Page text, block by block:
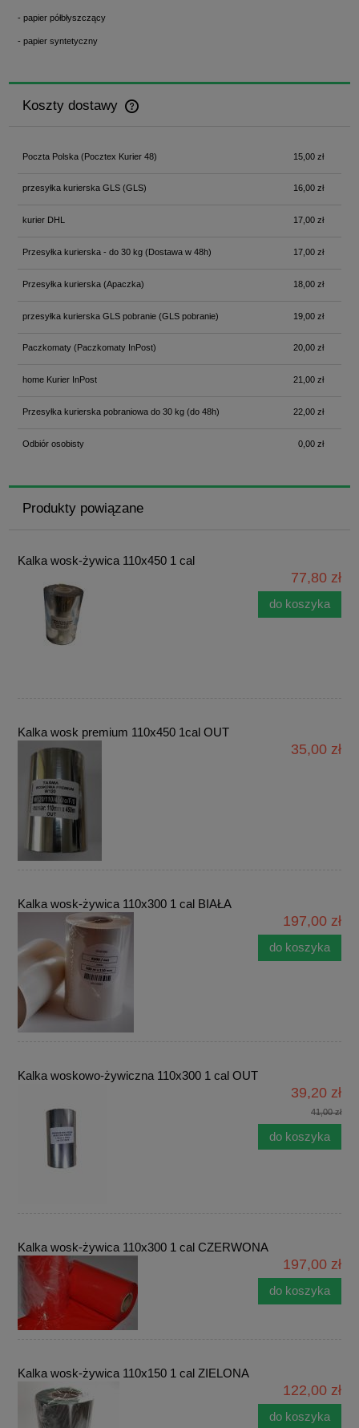
- papier półbłyszczący
- papier syntetyczny
Koszty dostawy
Cena nie zawiera ewentualnych kosztów płatności
Poczta Polska(Pocztex Kurier 48) 15,00 zł
przesyłka kurierska GLS(GLS) 16,00 zł
kurier DHL 17,00 zł
Przesyłka kurierska - do 30 kg(Dostawa w 48h) 17,00 zł
Przesyłka kurierska (Apaczka) 18,00 zł
przesyłka kurierska GLS pobranie(GLS pobranie) 19,00 zł
Paczkomaty(Paczkomaty InPost) 20,00 zł
home Kurier InPost 21,00 zł
Przesyłka kurierska pobraniowa do 30 kg(do 48h) 22,00 zł
Odbiór osobisty 0,00 zł
Produkty powiązane
Kalka wosk-żywica 110x450 1 cal
77,80 zł
do koszyka
Kalka wosk premium 110x450 1cal OUT
35,00 zł
Kalka wosk-żywica 110x300 1 cal BIAŁA
197,00 zł
do koszyka
Kalka woskowo-żywiczna 110x300 1 cal OUT
39,20 zł
41,00 zł
do koszyka
Kalka wosk-żywica 110x300 1 cal CZERWONA
197,00 zł
do koszyka
Kalka wosk-żywica 110x150 1 cal ZIELONA
122,00 zł
do koszyka